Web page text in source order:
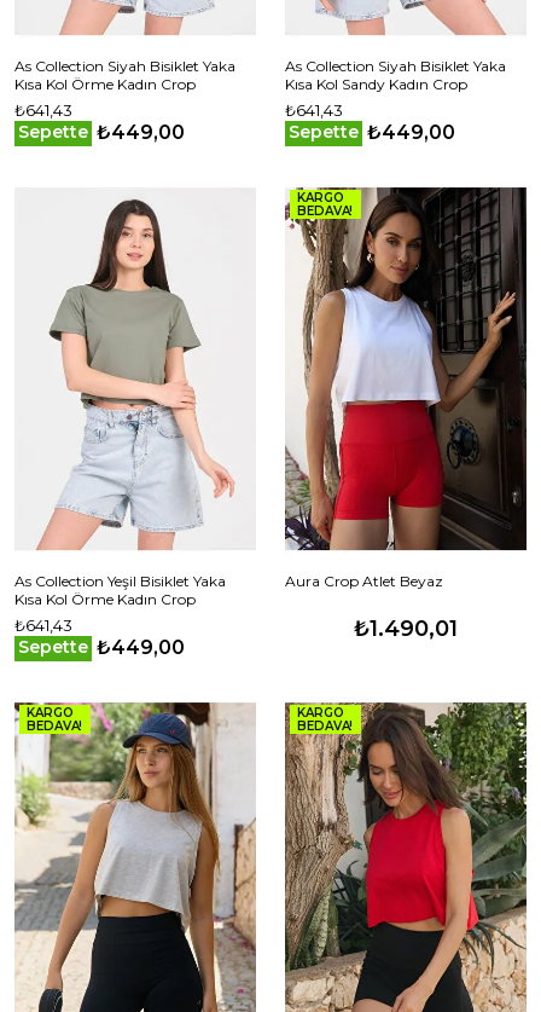
As Collection Siyah Bisiklet Yaka
Kısa Kol Örme Kadın Crop
₺641,43
Sepette ₺449,00
As Collection Siyah Bisiklet Yaka
Kısa Kol Sandy Kadın Crop
₺641,43
Sepette ₺449,00
As Collection Yeşil Bisiklet Yaka
Kısa Kol Örme Kadın Crop
₺641,43
Sepette ₺449,00
KARGO
BEDAVA!
Aura Crop Atlet Beyaz
₺1.490,01
KARGO
BEDAVA!
KARGO
BEDAVA!